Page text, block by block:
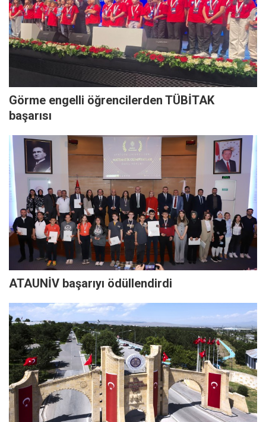
Görme engelli öğrencilerden TÜBİTAK
başarısı
ATAUNİV başarıyı ödüllendirdi